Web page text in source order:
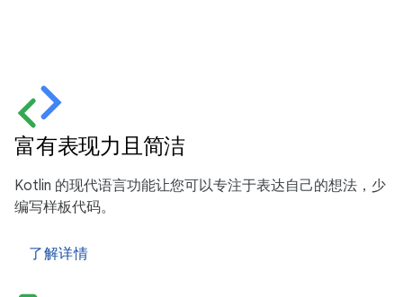
富有表现力且简洁
Kotlin 的现代语言功能让您可以专注于表达自己的想法，少
编写样板代码。
了解详情